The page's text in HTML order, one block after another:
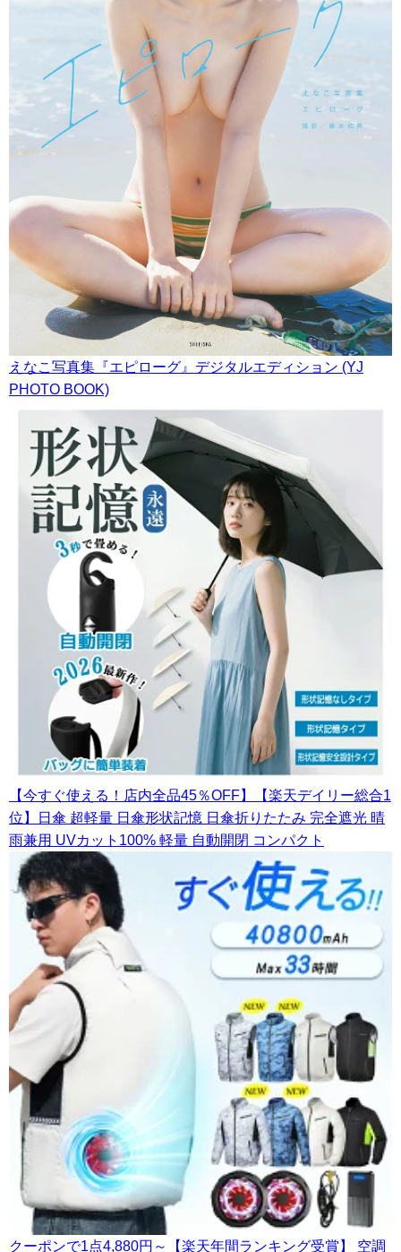
えなこ写真集『エピローグ』デジタルエディション (YJ
PHOTO BOOK)
【今すぐ使える！店内全品45％OFF】【楽天デイリー総合1
位】日傘 超軽量 日傘形状記憶 日傘折りたたみ 完全遮光 晴
雨兼用 UVカット100% 軽量 自動開閉 コンパクト
クーポンで1点4,880円～【楽天年間ランキング受賞】 空調